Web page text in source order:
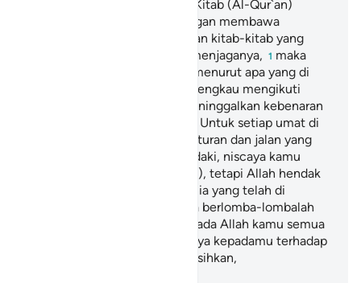
Dan Kami telah menurunkan Kitab (Al-Qur`an)
kepadamu (Muhammad) dengan membawa
kebenaran, yang membenarkan kitab-kitab yang
diturunkan sebelumnya dan menjaganya, 1 maka
putuskanlah perkara mereka menurut apa yang di
turunkan Allah dan janganlah engkau mengikuti
keinginan mereka dengan meninggalkan kebenaran
yang telah datang kepadamu. Untuk setiap umat di
Kami berikan aturan dan jalan yang
terang. Kalau Allah menghendaki, niscaya kamu
dijadikan-Nya satu umat (saja), tetapi Allah hendak
menguji kamu terhadap karunia yang telah di
berikan-Nya kepadamu, maka berlomba-lombalah
berbuat kebajikan. Hanya kepada Allah kamu semua
kembali, lalu diberitahukan-Nya kepadamu terhadap
apa yang dahulu kamu perselisihkan,